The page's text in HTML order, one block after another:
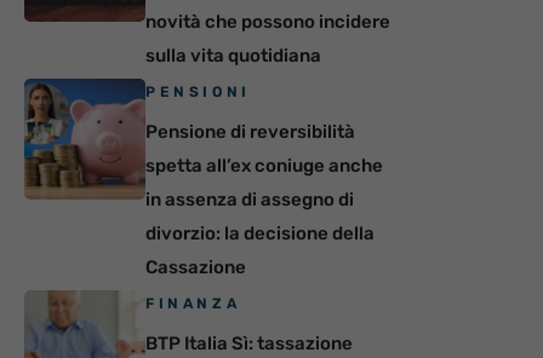
novità che possono incidere
sulla vita quotidiana
PENSIONI
Pensione di reversibilità
spetta all’ex coniuge anche
in assenza di assegno di
divorzio: la decisione della
Cassazione
FINANZA
BTP Italia Sì: tassazione